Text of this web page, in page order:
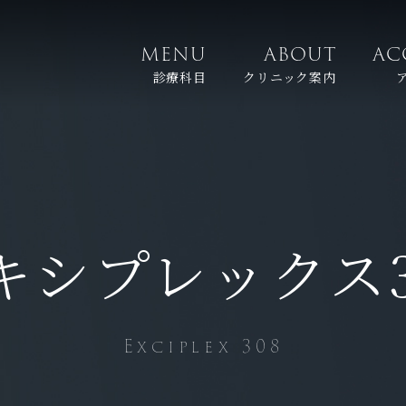
MENU
診療科目
ABOUT
クリニック案内
シプレックス
Exciplex 308